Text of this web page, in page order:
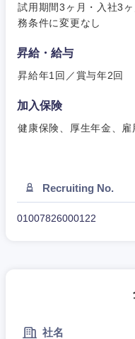
試用期間3ヶ月・入社3
務条件に変更なし
昇給・給与
昇給年1回／賞与年2回
加入保険
健康保険、厚生年金、
Recruiting No.
01007826000122
社名